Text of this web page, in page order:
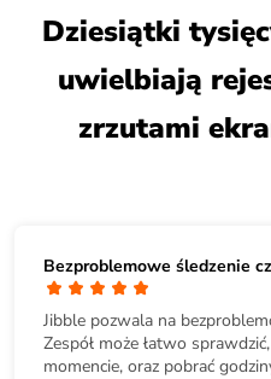
Dziesiątki
uwielbiają
zrzutami
Bezproblemowe śledzenie
Jibble pozwala na
Zespół może łatwo
momencie, oraz pobrać